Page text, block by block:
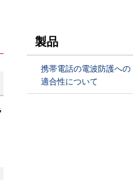
製品
携帯電話の電波防護への
適合性について